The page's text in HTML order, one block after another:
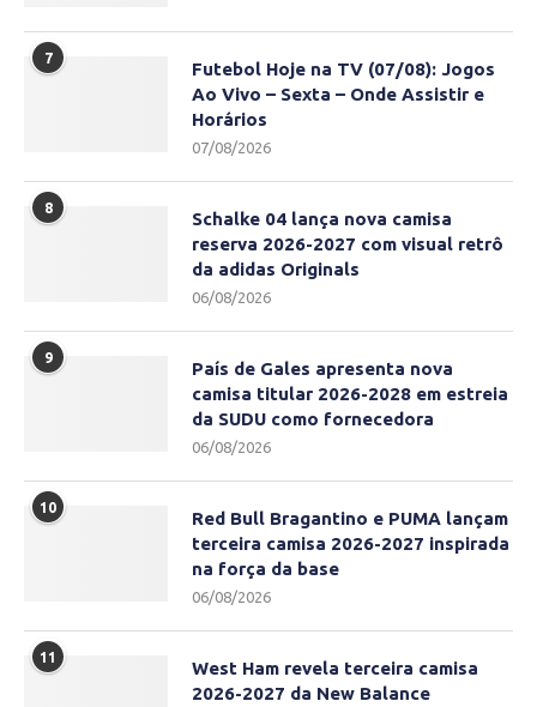
7
Futebol Hoje na TV (07/08): Jogos
Ao Vivo – Sexta – Onde Assistir e
Horários
07/08/2026
8
Schalke 04 lança nova camisa
reserva 2026-2027 com visual retrô
da adidas Originals
06/08/2026
9
País de Gales apresenta nova
camisa titular 2026-2028 em estreia
da SUDU como fornecedora
06/08/2026
10
Red Bull Bragantino e PUMA lançam
terceira camisa 2026-2027 inspirada
na força da base
06/08/2026
11
West Ham revela terceira camisa
2026-2027 da New Balance